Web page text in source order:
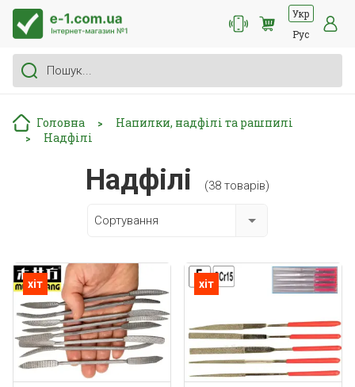
Укр
Рус
Головна > Напилки, надфілі та рашпилі
> Надфілі
Надфілі (38 товарів)
Сортування
хіт хіт